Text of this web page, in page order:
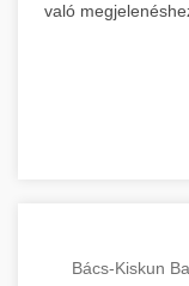
való
Bács-Kiskun